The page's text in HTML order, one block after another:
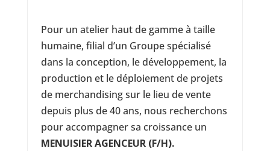
Pour un atelier haut de gamme à taille
humaine, filial d’un Groupe spécialisé
dans la conception, le développement, la
production et le déploiement de projets
de merchandising sur le lieu de vente
depuis plus de 40 ans, nous recherchons
pour accompagner sa croissance un
MENUISIER AGENCEUR (F/H).